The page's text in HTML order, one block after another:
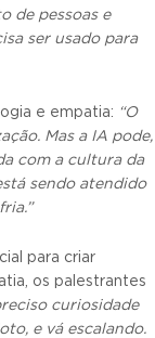
de pessoas e
ser usado para
e empatia: “O
Mas a IA pode,
com a cultura da
sendo atendido
para criar
os palestrantes
curiosidade
e vá escalando.